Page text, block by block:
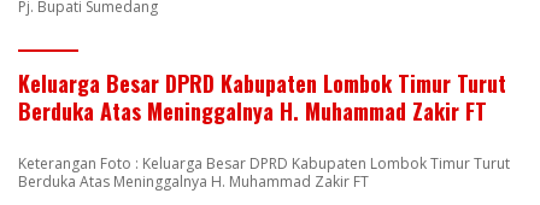
Pj. Bupati Sumedang
Keluarga Besar DPRD Kabupaten Lombok Timur Turut
Berduka Atas Meninggalnya H. Muhammad Zakir FT
Keterangan Foto : Keluarga Besar DPRD Kabupaten Lombok Timur Turut
Berduka Atas Meninggalnya H. Muhammad Zakir FT